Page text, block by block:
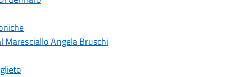
Angela Bruschi